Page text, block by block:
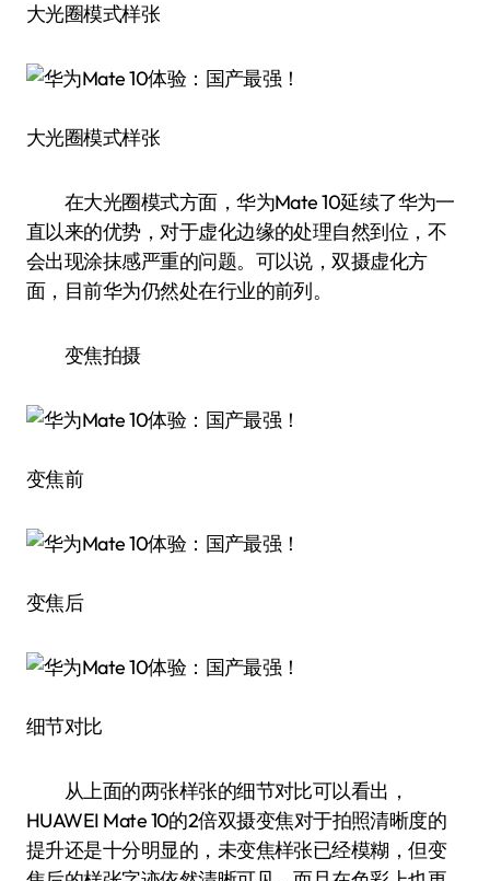
大光圈模式样张
大光圈模式样张
在大光圈模式方面，华为Mate 10延续了华为一
直以来的优势，对于虚化边缘的处理自然到位，不
会出现涂抹感严重的问题。可以说，双摄虚化方
面，目前华为仍然处在行业的前列。
变焦拍摄
变焦前
变焦后
细节对比
从上面的两张样张的细节对比可以看出，
HUAWEI Mate 10的2倍双摄变焦对于拍照清晰度的
提升还是十分明显的，未变焦样张已经模糊，但变